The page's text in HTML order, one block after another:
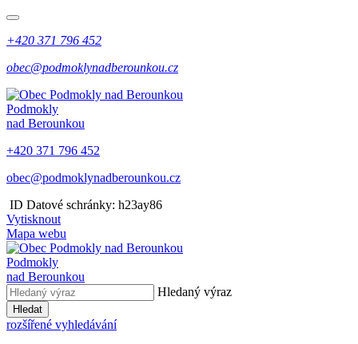
+420 371 796 452
obec@podmoklynadberounkou.cz
Podmokly
nad Berounkou
+420 371 796 452
obec@podmoklynadberounkou.cz
ID Datové schránky: h23ay86
Vytisknout
Mapa webu
Podmokly
nad Berounkou
Hledaný výraz
Hledat
rozšířené vyhledávání